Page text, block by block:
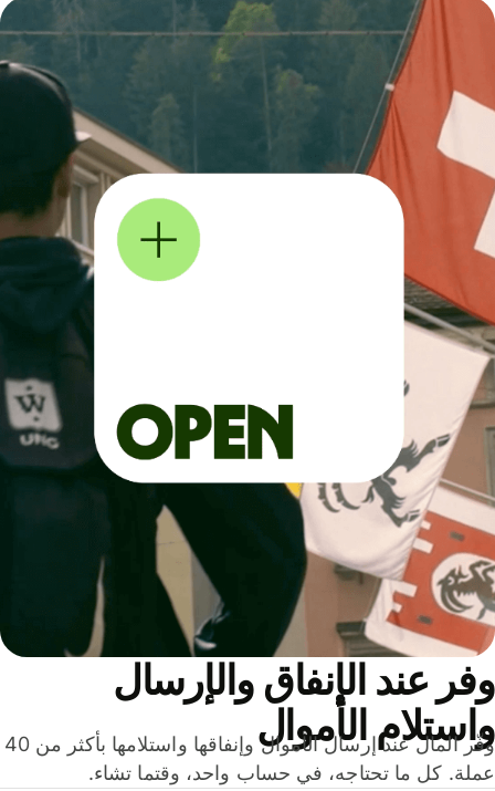
عند الإنفاق والإرسال
الأموال
وفّر المال عند إرسال الأموال وإنفاقها واستلامها بأكثر من 40
كل ما تحتاجه، في حساب واحد، وقتما تشاء.